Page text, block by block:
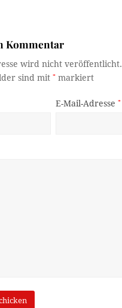
Kommentar
wird nicht veröffentlicht.
sind mit* markiert
E-Mail-Adresse*